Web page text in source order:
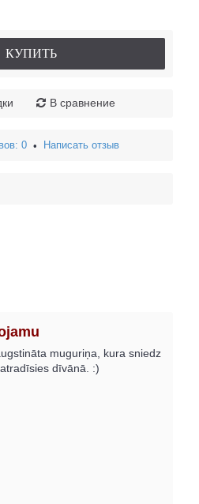
КУПИТЬ
В сравнение
0 • Написать отзыв
muguriņa, kura sniedz
dīvānā. :)